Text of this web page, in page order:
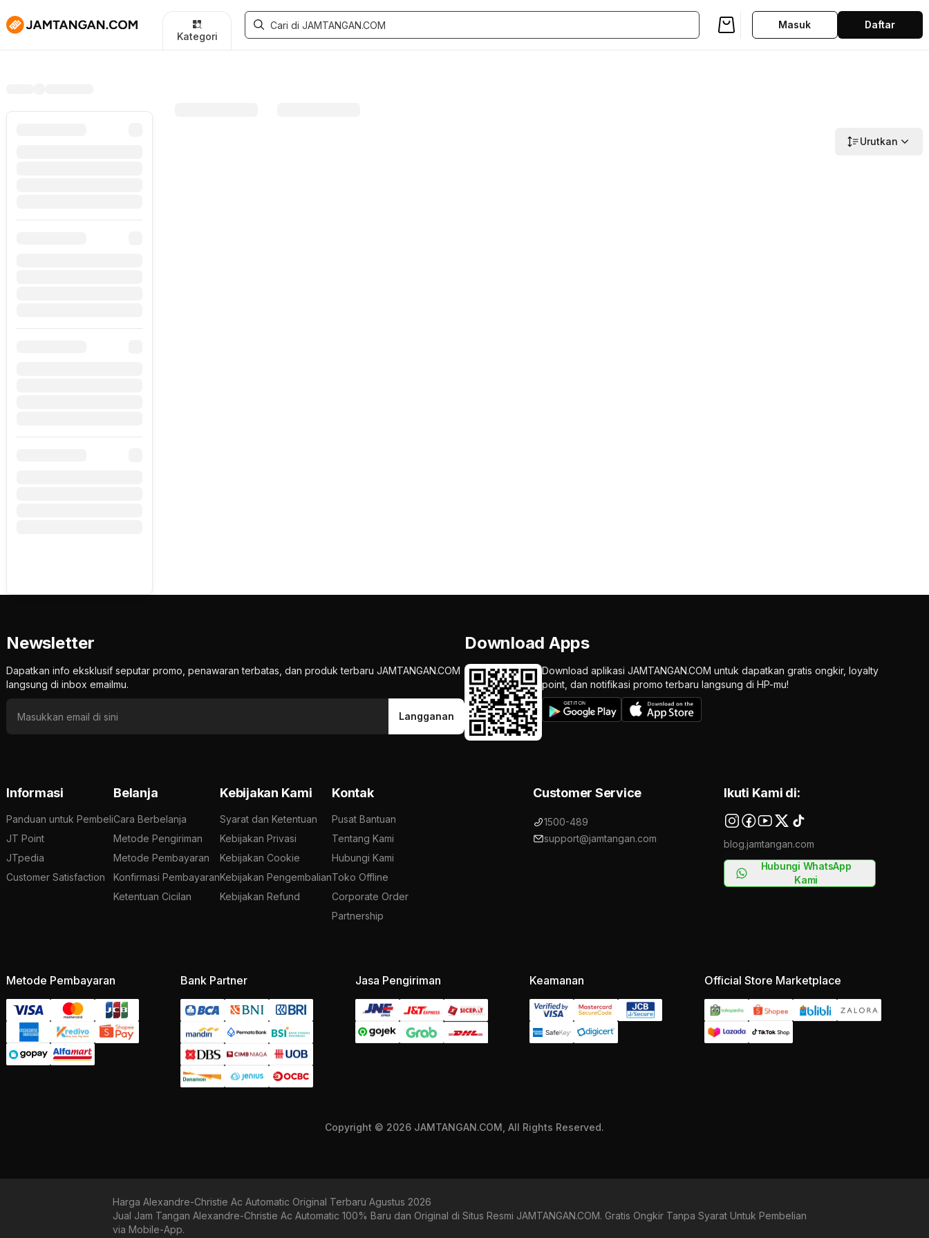
Newsletter
Dapatkan info eksklusif seputar promo, penawaran terbatas, dan produk terbaru JAMTANGAN.COM
langsung di inbox emailmu.
Langganan
Download Apps
Download aplikasi JAMTANGAN.COM untuk dapatkan gratis ongkir, loyalty
point, dan notifikasi promo terbaru langsung di HP-mu!
Informasi
Panduan untuk Pembeli
JT Point
JTpedia
Customer Satisfaction
Belanja
Cara Berbelanja
Metode Pengiriman
Metode Pembayaran
Konfirmasi Pembayaran
Ketentuan Cicilan
Kebijakan Kami
Syarat dan Ketentuan
Kebijakan Privasi
Kebijakan Cookie
Kebijakan Pengembalian
Kebijakan Refund
Kontak
Pusat Bantuan
Tentang Kami
Hubungi Kami
Toko Offline
Corporate Order
Partnership
Customer Service
1500-489
support@jamtangan.com
Ikuti Kami di:
blog.jamtangan.com
Hubungi WhatsApp
Kami
Metode Pembayaran Bank Partner Jasa Pengiriman Keamanan Official Store Marketplace
Copyright © 2026 JAMTANGAN.COM, All Rights Reserved.
Harga Alexandre-Christie Ac Automatic Original Terbaru Agustus 2026
Jual Jam Tangan Alexandre-Christie Ac Automatic 100% Baru dan Original di Situs Resmi JAMTANGAN.COM. Gratis Ongkir Tanpa Syarat Untuk Pembelian
via Mobile-App.
Kategori
Masuk Daftar
Urutkan